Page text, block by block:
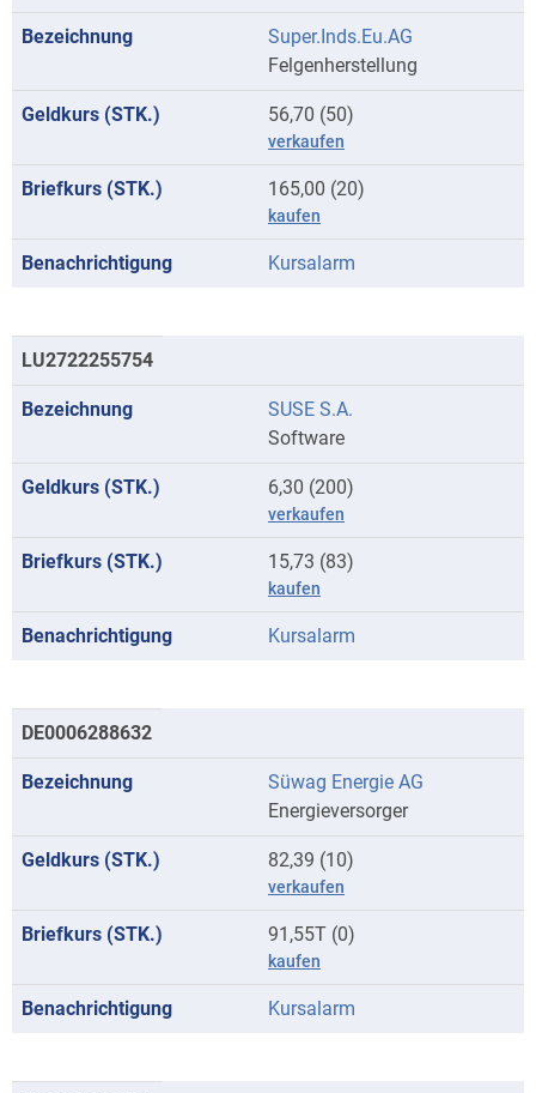
Super.Inds.Eu.AG
Felgenherstellung
56,70 (50)
verkaufen
165,00 (20)
kaufen
Kursalarm
LU2722255754
SUSE S.A.
Software
6,30 (200)
verkaufen
15,73 (83)
kaufen
Kursalarm
DE0006288632
Süwag Energie AG
Energieversorger
82,39 (10)
verkaufen
91,55T (0)
kaufen
Kursalarm